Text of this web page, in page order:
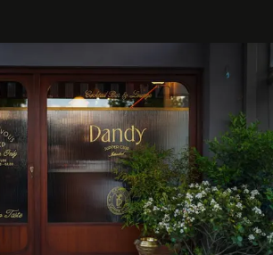
geceleri misafirlerle buluşuyor.
ve müziğe odaklanan bu özel
lüks anlayışını gün batımından
hafta farklı bir deneyim sunuyor.